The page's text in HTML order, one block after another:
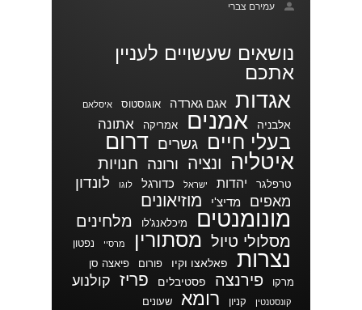
עמירם צברי
נושאים שעשויים לעניין
אתכם
אגדות אגם גארדה אוגוסטוס איסלאם
אלבניה אמנים אמריקה אתונה
בעלי חיים גשרים דרום
איטליה
ונציה ורונה חנויות
טרפלגר יהדות ישראל כדורגל לוגו לונדון
מאפים מדיצ'י מוזיאונים
מונומנטים מיכלאנג'לו
מלחינים
מסלולי טיול מסתורין מרסיי נפטון
נצרות פאלאצו וקיו פורום
פיאצה סן
מרקו
פירנצה פסטיבלים פריז קולנוע
קונסטנטין קניון רומא שעונים